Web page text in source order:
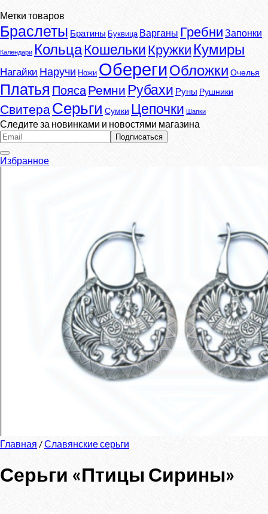
Метки товаров
Браслеты Братины Буквица Варганы Гребни Запонки
Календари КольцаКошелькиКружки Кумиры
Нагайки Наручи Ножи ОберегиОбложки Очелья
Платья ПоясаРемни Рубахи Руны Рушники
СвитераСерьги Сумки Цепочки Шапки
Следите за новинками и новостями магазина
Избранное
Главная /Славянские серьги
Серьги «Птицы Сирины»